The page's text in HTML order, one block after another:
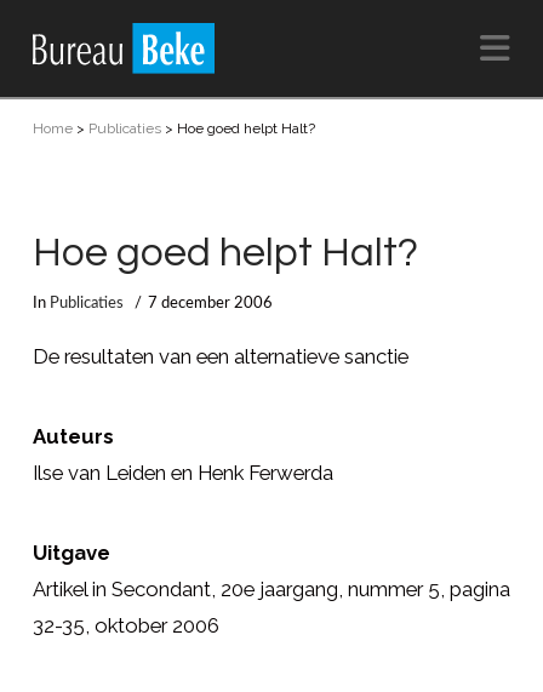
Home> Publicaties> Hoe goed helpt Halt?
Hoe goed helpt Halt?
In Publicaties 7 december 2006
De resultaten van een alternatieve sanctie
Auteurs
Ilse van Leiden en Henk Ferwerda
Uitgave
Artikel in Secondant, 20e jaargang, nummer 5, pagina
32-35, oktober 2006